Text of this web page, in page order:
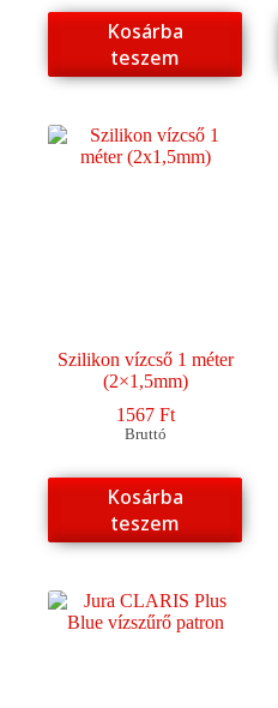
Kosárba
teszem
Szilikon vízcső 1 méter
(2×1,5mm)
1567 Ft
Bruttó
Kosárba
teszem